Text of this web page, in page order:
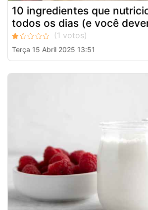
10 ingredientes que
todos os dias (e você
Terça 15 Abril 2025 13:51